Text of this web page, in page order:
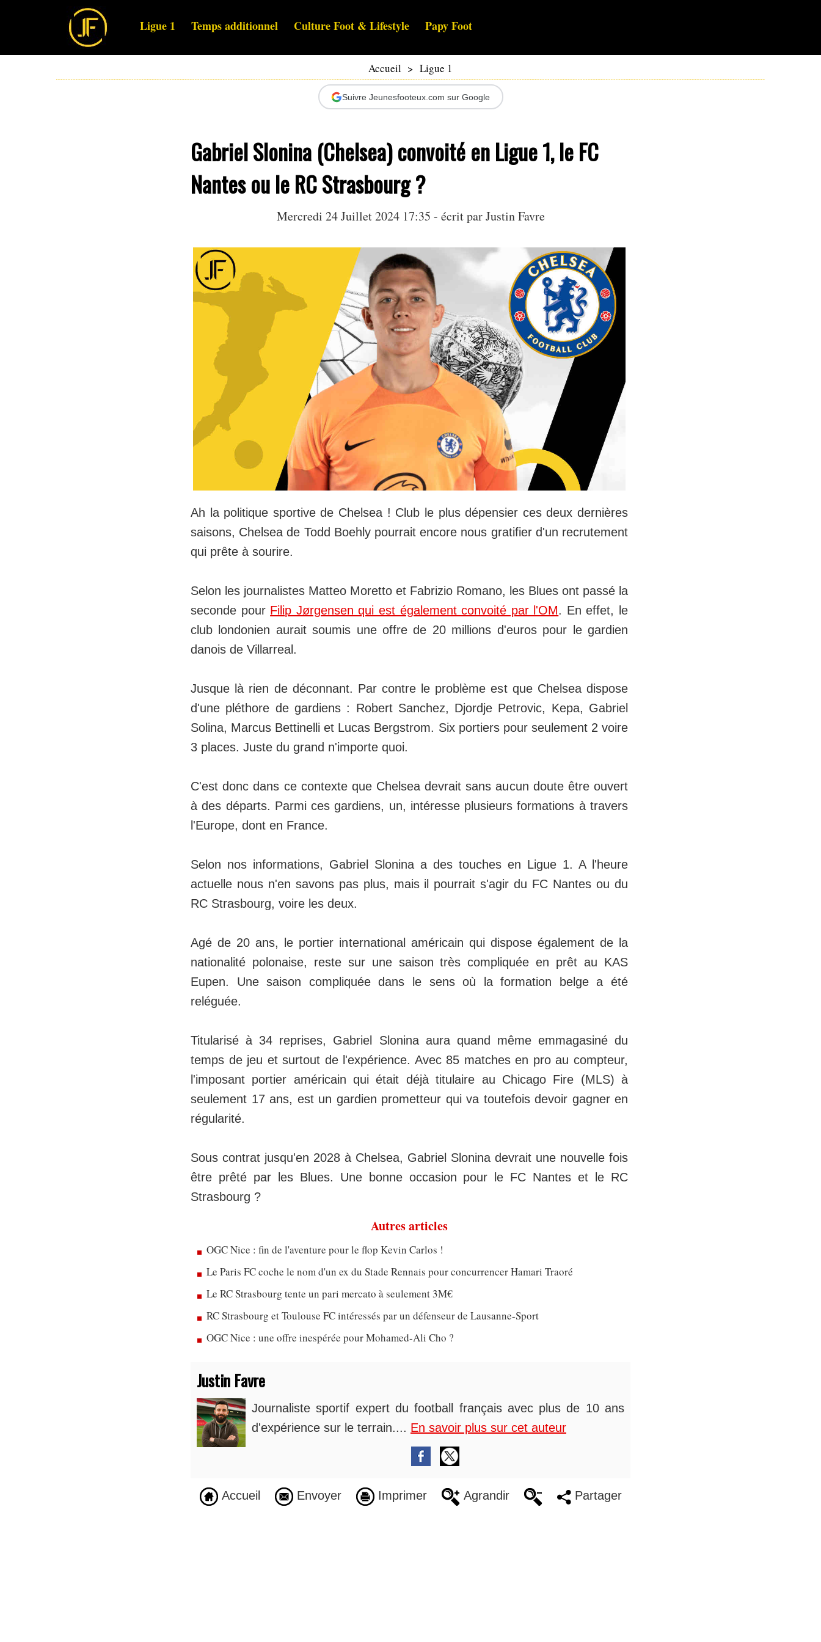
Ligue 1 Temps additionnel Culture Foot & Lifestyle Papy Foot
Accueil > Ligue 1
Suivre Jeunesfooteux.com sur Google
Gabriel Slonina (Chelsea) convoité en Ligue 1, le FC
Nantes ou le RC Strasbourg ?
Mercredi 24 Juillet 2024 17:35 - écrit parJustin Favre
Ah la politique sportive de Chelsea ! Club le plus dépensier ces deux dernières
saisons, Chelsea de Todd Boehly pourrait encore nous gratifier d'un recrutement
qui prête à sourire.
Selon les journalistes Matteo Moretto et Fabrizio Romano, les Blues ont passé la
seconde pour Filip Jørgensen qui est également convoité par l'OM. En effet, le
club londonien aurait soumis une offre de 20 millions d'euros pour le gardien
danois de Villarreal.
Jusque là rien de déconnant. Par contre le problème est que Chelsea dispose
d'une pléthore de gardiens : Robert Sanchez, Djordje Petrovic, Kepa, Gabriel
Solina, Marcus Bettinelli et Lucas Bergstrom. Six portiers pour seulement 2 voire
3 places. Juste du grand n'importe quoi.
C'est donc dans ce contexte que Chelsea devrait sans aucun doute être ouvert
à des départs. Parmi ces gardiens, un, intéresse plusieurs formations à travers
l'Europe, dont en France.
Selon nos informations, Gabriel Slonina a des touches en Ligue 1. A l'heure
actuelle nous n'en savons pas plus, mais il pourrait s'agir du FC Nantes ou du
RC Strasbourg, voire les deux.
Agé de 20 ans, le portier international américain qui dispose également de la
nationalité polonaise, reste sur une saison très compliquée en prêt au KAS
Eupen. Une saison compliquée dans le sens où la formation belge a été
reléguée.
Titularisé à 34 reprises, Gabriel Slonina aura quand même emmagasiné du
temps de jeu et surtout de l'expérience. Avec 85 matches en pro au compteur,
l'imposant portier américain qui était déjà titulaire au Chicago Fire (MLS) à
seulement 17 ans, est un gardien prometteur qui va toutefois devoir gagner en
régularité.
Sous contrat jusqu'en 2028 à Chelsea, Gabriel Slonina devrait une nouvelle fois
être prêté par les Blues. Une bonne occasion pour le FC Nantes et le RC
Strasbourg ?
Autres articles
OGC Nice : fin de l'aventure pour le flop Kevin Carlos !
Le Paris FC coche le nom d'un ex du Stade Rennais pour concurrencer Hamari Traoré
Le RC Strasbourg tente un pari mercato à seulement 3M€
RC Strasbourg et Toulouse FC intéressés par un défenseur de Lausanne-Sport
OGC Nice : une offre inespérée pour Mohamed-Ali Cho ?
Justin Favre
Journaliste sportif expert du football français avec plus de 10 ans
d'expérience sur le terrain.... En savoir plus sur cet auteur
Accueil Envoyer Imprimer Agrandir Partager